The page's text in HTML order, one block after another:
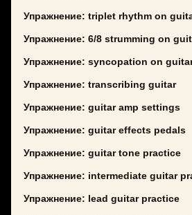
Упражнение: triplet rhythm on
Упражнение: 6/8 strumming on
Упражнение: syncopation on
Упражнение: transcribing guitar
Упражнение: guitar amp settings
Упражнение: guitar effects pedals
Упражнение: guitar tone practice
Упражнение: intermediate guitar
Упражнение: lead guitar practice